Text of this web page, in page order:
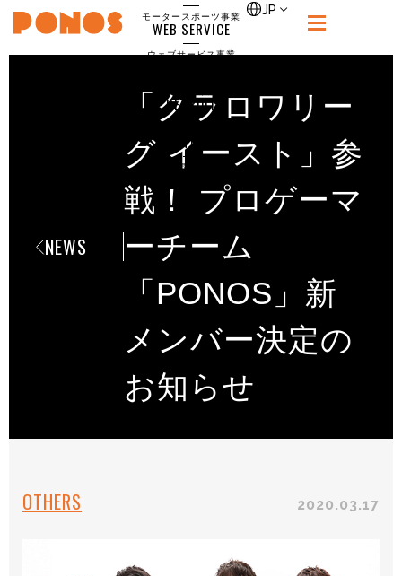
PONOS
モータースポーツ事業
WEB SERVICE
ウェブサービス事業
RECRUIT
CONTACT
お問合せ
JP
NEWS
「クラロワリー
グ イースト」参
戦！ プロゲーマ
ーチーム
「PONOS」新
メンバー決定の
お知らせ
OTHERS 2020.03.17